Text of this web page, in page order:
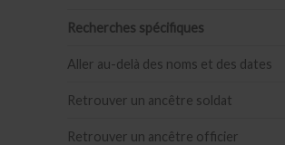
Recherches spécifiques
Aller au-delà des noms et des dates
Retrouver un ancêtre soldat
Retrouver un ancêtre officier